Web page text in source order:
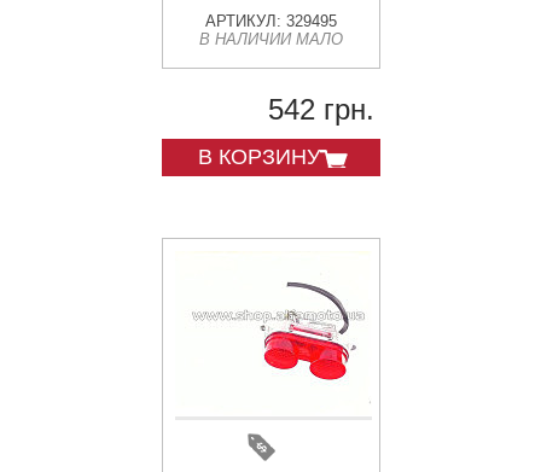
АРТИКУЛ: 329495
В НАЛИЧИИ МАЛО
542 грн.
В КОРЗИНУ